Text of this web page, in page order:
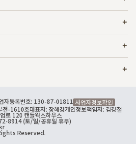
자등록번호: 130-87-01811 사업자정보확인
천-1610호대표자: 장혜경개인정보책임자: 김경철
로 120 캔들웍스하우스
8914 (토/일/공휴일 휴무)
Reserved.